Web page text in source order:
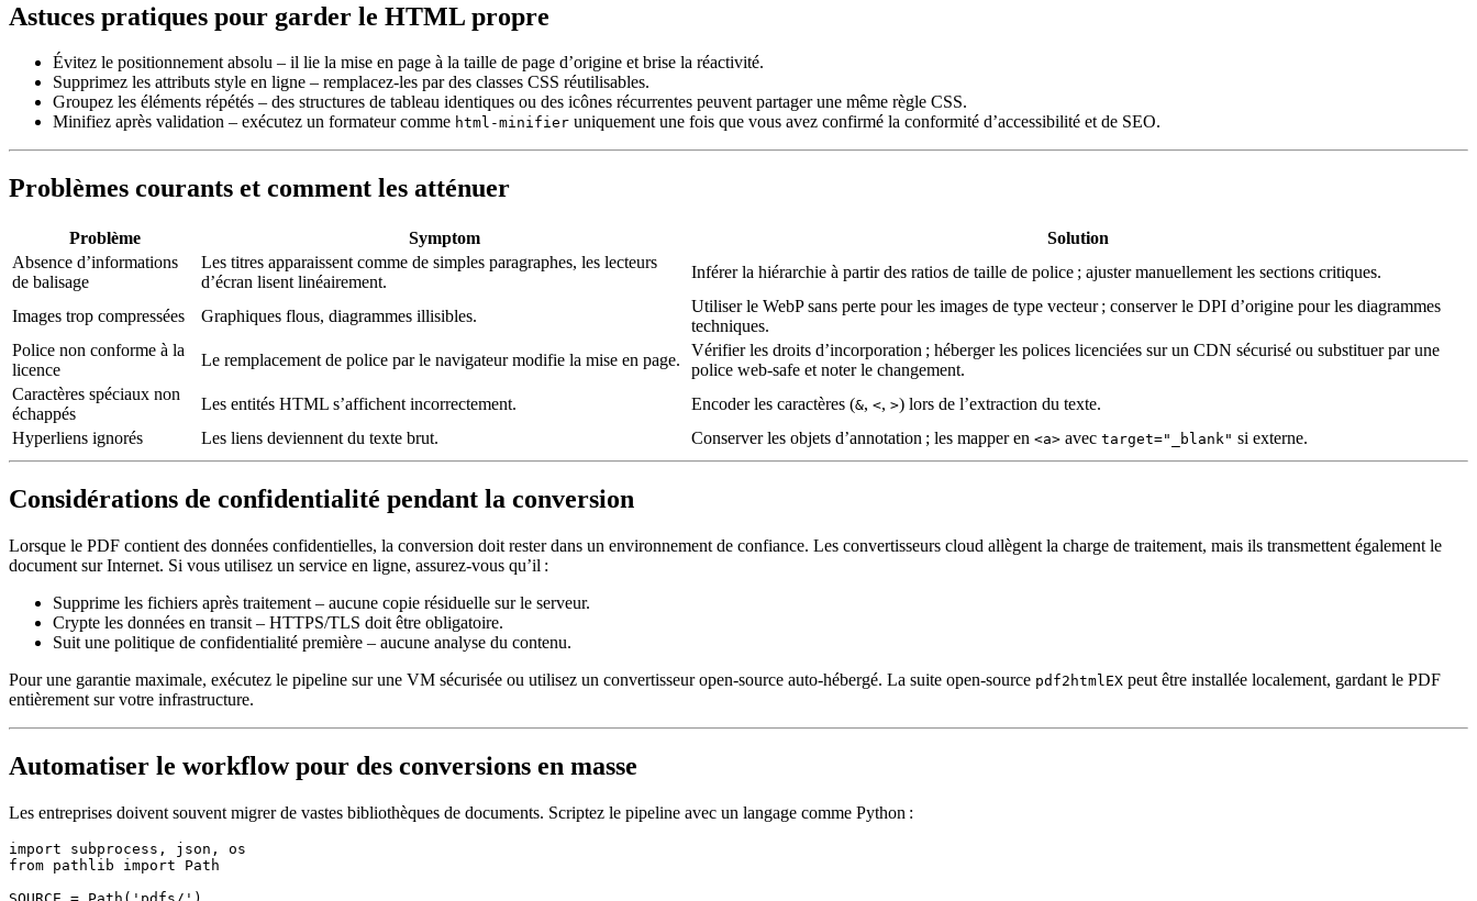
Astuces pratiques pour garder le HTML propre
Évitez le positionnement absolu – il lie la mise en page à la taille de page d’origine et brise la réactivité.
Supprimez les attributs style en ligne – remplacez‑les par des classes CSS réutilisables.
Groupez les éléments répétés – des structures de tableau identiques ou des icônes récurrentes peuvent partager une même règle CSS.
Minifiez après validation – exécutez un formateur comme html-minifier uniquement une fois que vous avez confirmé la conformité d’accessibilité et de SEO.
Problèmes courants et comment les atténuer
Problème Symptom
Solution
Absence d’informations
de balisage
Les titres apparaissent comme de simples paragraphes, les lecteurs
d’écran lisent linéairement.
Inférer la hiérarchie à partir des ratios de taille de police ; ajuster manuellement les sections critiques.
Images trop compressées Graphiques flous, diagrammes illisibles.
Utiliser le WebP sans perte pour les images de type vecteur ; conserver le DPI d’origine pour les diagrammes
techniques.
Police non conforme à la
licence
Le remplacement de police par le navigateur modifie la mise en page.
Vérifier les droits d’incorporation ; héberger les polices licenciées sur un CDN sécurisé ou substituer par une
police web‑safe et noter le changement.
Caractères spéciaux non
échappés
Les entités HTML s’affichent incorrectement. Encoder les caractères (&, <, >) lors de l’extraction du texte.
Hyperliens ignorés
Les liens deviennent du texte brut. Conserver les objets d’annotation ; les mapper en <a> avec target="_blank" si externe.
Considérations de confidentialité pendant la conversion
Lorsque le PDF contient des données confidentielles, la conversion doit rester dans un environnement de confiance. Les convertisseurs cloud allègent la charge de traitement, mais ils transmettent également le
document sur Internet. Si vous utilisez un service en ligne, assurez‑vous qu’il :
Supprime les fichiers après traitement – aucune copie résiduelle sur le serveur.
Crypte les données en transit – HTTPS/TLS doit être obligatoire.
Suit une politique de confidentialité première – aucune analyse du contenu.
Pour une garantie maximale, exécutez le pipeline sur une VM sécurisée ou utilisez un convertisseur open‑source auto‑hébergé. La suite open‑source pdf2htmlEX peut être installée localement, gardant le PDF
entièrement sur votre infrastructure.
Automatiser le workflow pour des conversions en masse
Les entreprises doivent souvent migrer de vastes bibliothèques de documents. Scriptez le pipeline avec un langage comme Python :
import subprocess, json, os
from pathlib import Path